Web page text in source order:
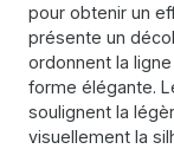
pour obtenir un
présente un
ordonnent la
forme élégante.
soulignent la
visuellement la